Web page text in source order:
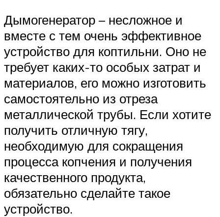
Дымогенератор – несложное и
вместе с тем очень эффективное
устройство для коптильни. Оно не
требует каких-то особых затрат и
материалов, его можно изготовить
самостоятельно из отреза
металлической трубы. Если хотите
получить отличную тягу,
необходимую для сокращения
процесса копчения и получения
качественного продукта,
обязательно сделайте такое
устройство.